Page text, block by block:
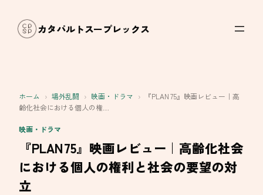
カタパルトスープレックス
ホーム › 場外乱闘 › 映画・ドラマ ›
『PLAN 75』映画レビュー｜高
齢化社会における個人の権…
映画・ドラマ
『PLAN 75』映画レビュー｜高齢化社会
における個人の権利と社会の要望の対
立